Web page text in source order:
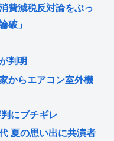
費減税反対論をぶっ
破」
判明
からエアコン室外機
にブチギレ
夏の思い出に共演者